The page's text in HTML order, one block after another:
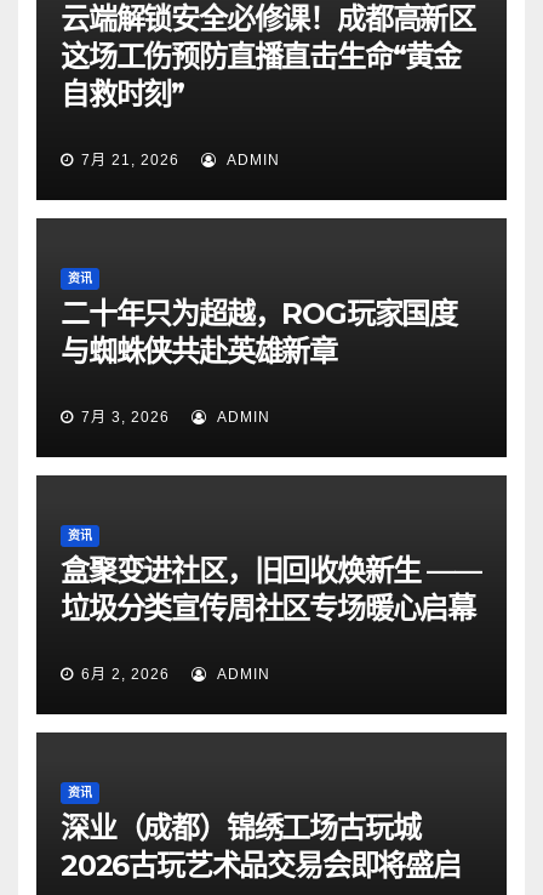
云端解锁安全必修课！成都高新区
这场工伤预防直播直击生命“黄金
自救时刻”
7月 21, 2026 ADMIN
资讯
二十年只为超越，ROG玩家国度
与蜘蛛侠共赴英雄新章
7月 3, 2026 ADMIN
资讯
盒聚变进社区，旧回收焕新生 ——
垃圾分类宣传周社区专场暖心启幕
6月 2, 2026 ADMIN
资讯
深业（成都）锦绣工场古玩城
2026古玩艺术品交易会即将盛启